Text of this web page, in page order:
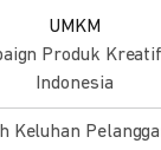
UMKM
Produk
Indonesia
Keluhan